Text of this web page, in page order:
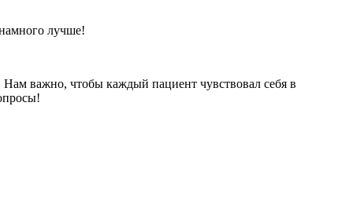
лучше!
важно, чтобы каждый пациент чувствовал себя в